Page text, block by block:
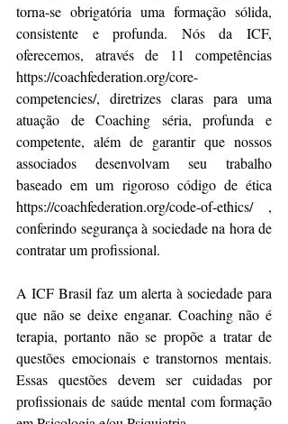
torna-se obrigatória uma formação sólida,
consistente e profunda. Nós da ICF,
oferecemos, através de 11 competências
https://coachfederation.org/core-
competencies/, diretrizes claras para uma
atuação de Coaching séria, profunda e
competente, além de garantir que nossos
associados desenvolvam seu trabalho
baseado em um rigoroso código de ética
https://coachfederation.org/code-of-ethics/ ,
conferindo segurança à sociedade na hora de
contratar um profissional.
A ICF Brasil faz um alerta à sociedade para
que não se deixe enganar. Coaching não é
terapia, portanto não se propõe a tratar de
questões emocionais e transtornos mentais.
Essas questões devem ser cuidadas por
profissionais de saúde mental com formação